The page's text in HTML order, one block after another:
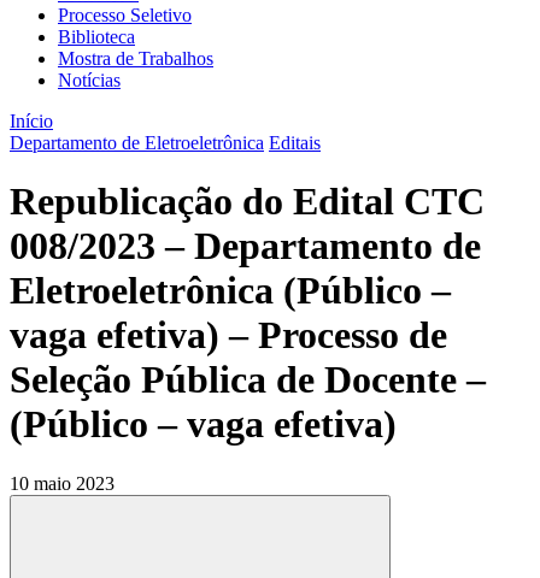
Processo Seletivo
Biblioteca
Mostra de Trabalhos
Notícias
Início
Departamento de Eletroeletrônica Editais
Republicação do Edital CTC
008/2023 – Departamento de
Eletroeletrônica (Público –
vaga efetiva) – Processo de
Seleção Pública de Docente –
(Público – vaga efetiva)
10 maio 2023